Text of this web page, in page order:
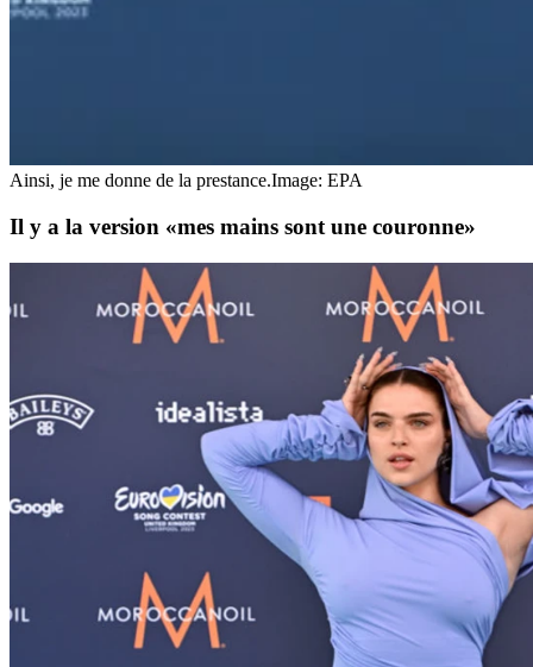
Ainsi, je me donne de la prestance.Image: EPA
Il y a la version «mes mains sont une couronne»